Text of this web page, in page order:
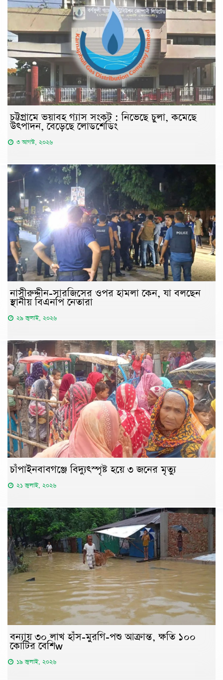
চট্টগ্রামে ভয়াবহ গ্যাস সংকট : নিভেছে চুলা, কমেছে
উৎপাদন, বেড়েছে লোডশেডিং
৩ আগস্ট, ২০২৬
নাসীরুদ্দীন-সারজিসের ওপর হামলা কেন, যা বলছেন
স্থানীয় বিএনপি নেতারা
২৯ জুলাই, ২০২৬
চাঁপাইনবাবগঞ্জে বিদ্যুৎস্পৃষ্ট হয়ে ৩ জনের মৃত্যু
২১ জুলাই, ২০২৬
বন্যায় ৩০ লাখ হাঁস-মুরগি-পশু আক্রান্ত, ক্ষতি ১০০
কোটির বেশিw
১৯ জুলাই, ২০২৬